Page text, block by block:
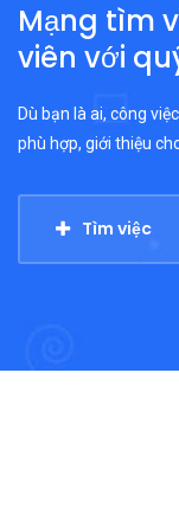
Mạng tìm
viên với
Dù bạn là ai, công
phù hợp, giới thiệu
Tìm việc